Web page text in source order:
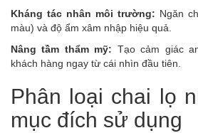
Kháng tác nhân môi trường: Ngăn
màu) và độ ẩm xâm nhập hiệu quả.
Nâng tầm thẩm mỹ: Tạo cảm giác
khách hàng ngay từ cái nhìn đầu tiên.
Phân loại chai lọ
mục đích sử dụng